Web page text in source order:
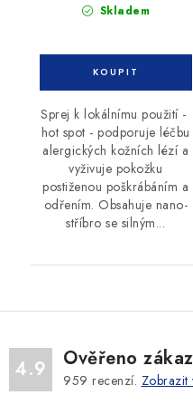
Skladem
Sprej k lokálnímu použití -
hot spot - podporuje léčbu
alergických kožních lézí a
vyživuje pokožku
postiženou poškrábáním a
odřením. Obsahuje nano-
stříbro se silným...
4.9 Ověřeno
959 recenzí. Zobrazit